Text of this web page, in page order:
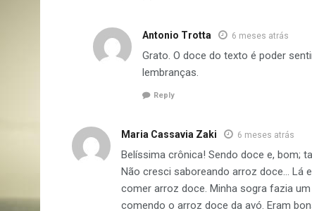
Antonio Trotta 6 meses atrás
Grato. O doce do texto é poder
lembranças.
Reply
Maria Cassavia Zaki 6 meses atrás
Belíssima crônica! Sendo doce e, bom;
Não cresci saboreando arroz doce… Lá
comer arroz doce. Minha sogra fazia
comendo o arroz doce da avó. Eram